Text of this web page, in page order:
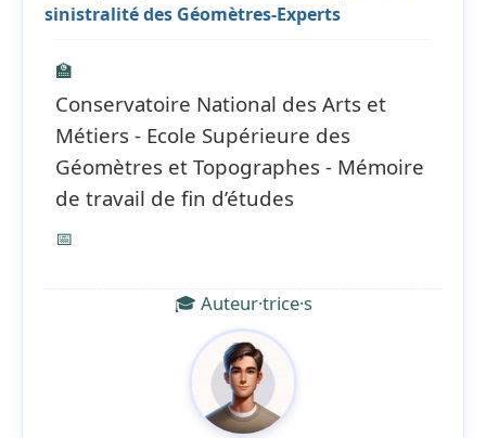
sinistralité des Géomètres-Experts
🏫
Conservatoire National des Arts et
Métiers - Ecole Supérieure des
Géomètres et Topographes - Mémoire
de travail de fin d’études
📅
🎓 Auteur·trice·s